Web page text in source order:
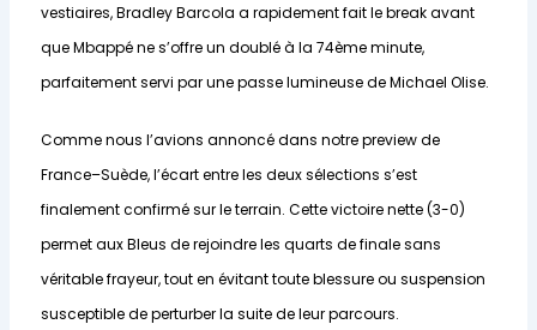
vestiaires, Bradley Barcola a rapidement fait le break avant
que Mbappé ne s’offre un doublé à la 74ème minute,
parfaitement servi par une passe lumineuse de Michael Olise.
Comme nous l’avions annoncé dans notre preview de
France–Suède, l’écart entre les deux sélections s’est
finalement confirmé sur le terrain. Cette victoire nette (3-0)
permet aux Bleus de rejoindre les quarts de finale sans
véritable frayeur, tout en évitant toute blessure ou suspension
susceptible de perturber la suite de leur parcours.